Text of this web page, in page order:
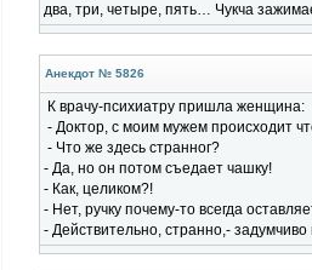
два, три, четыре, пять… Чукча
Анекдот № 5826
К врачу-психиатру пришла женщина:
- Доктор, с моим мужем происходит
- Что же здесь странног?
- Да, но он потом съедает чашку!
- Как, целиком?!
- Нет, ручку почему-то всегда
- Действительно, странно,- задумчиво